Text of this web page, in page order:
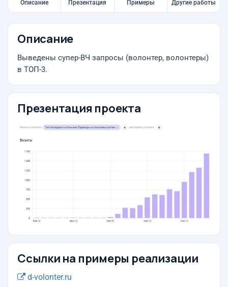
Описание Презентация Примеры Другие работы
Описание
Выведены супер-ВЧ запросы (волонтер, волонтеры)
в ТОП-3.
Презентация проекта
Ссылки на примеры реализации
d-volonter.ru